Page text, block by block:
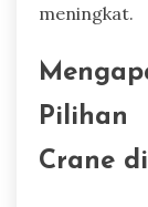
meningkat.
Crane